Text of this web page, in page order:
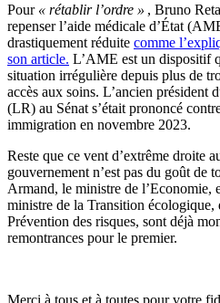
Pour « rétablir l’ordre » , Bruno
repenser l’aide médicale d’État
drastiquement réduite comme
son article. L’AME est un dispositif
situation irrégulière depuis plus de
accès aux soins. L’ancien président
(LR) au Sénat s’était prononcé
immigration en novembre 2023.
Reste que ce vent d’extrême droite
gouvernement n’est pas du goût de
Armand, le ministre de l’Economie,
ministre de la Transition écologique,
Prévention des risques, sont déjà
remontrances pour le premier.
Merci à tous et à toutes pour votre